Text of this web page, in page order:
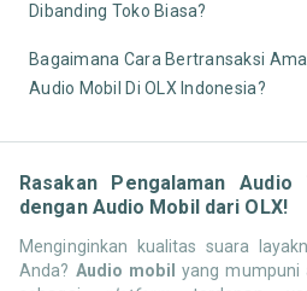
Dibanding Toko Biasa?
Bagaimana Cara Bertransaksi
Audio Mobil Di OLX Indonesia?
Rasakan Pengalaman
dengan Audio Mobil dari OLX!
Menginginkan kualitas suara
Anda? Audio mobil
yang mumpuni